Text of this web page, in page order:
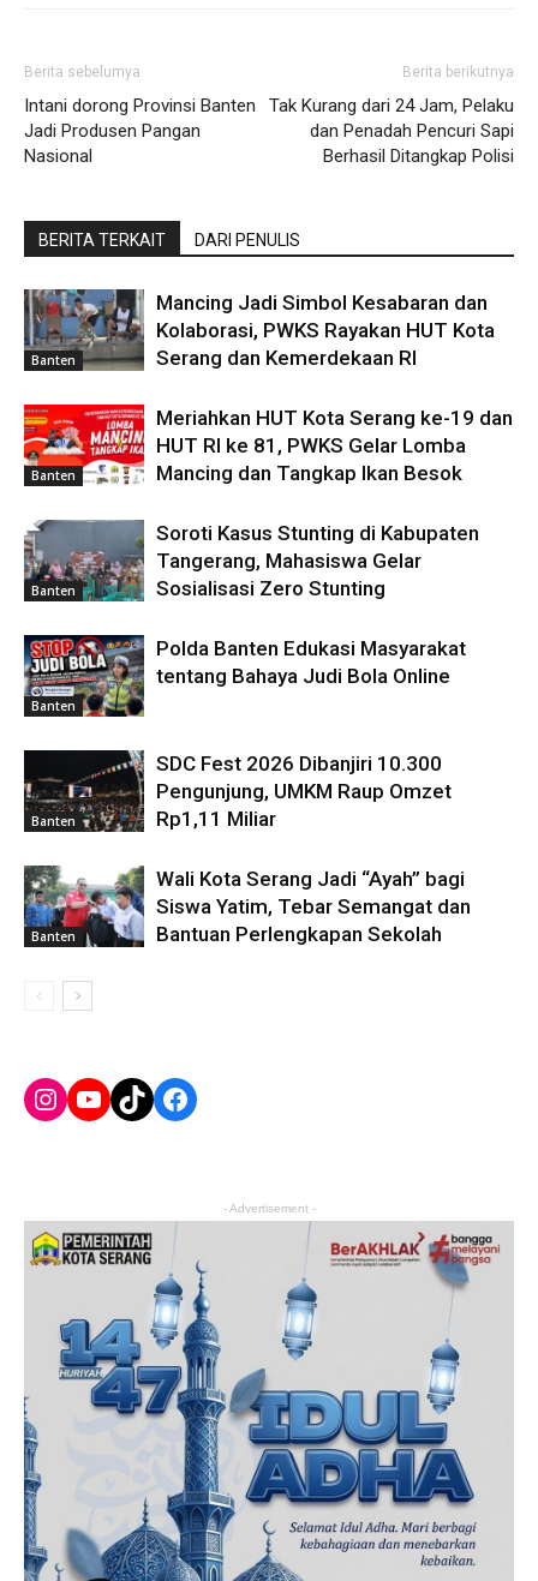
Berita sebelumya
Intani dorong Provinsi Banten
Jadi Produsen Pangan
Nasional
Berita berikutnya
Tak Kurang dari 24 Jam, Pelaku
dan Penadah Pencuri Sapi
Berhasil Ditangkap Polisi
BERITA TERKAIT DARI PENULIS
Banten
Mancing Jadi Simbol Kesabaran dan
Kolaborasi, PWKS Rayakan HUT Kota
Serang dan Kemerdekaan RI
Banten
Meriahkan HUT Kota Serang ke-19 dan
HUT RI ke 81, PWKS Gelar Lomba
Mancing dan Tangkap Ikan Besok
Banten
Soroti Kasus Stunting di Kabupaten
Tangerang, Mahasiswa Gelar
Sosialisasi Zero Stunting
Banten
Polda Banten Edukasi Masyarakat
tentang Bahaya Judi Bola Online
Banten
SDC Fest 2026 Dibanjiri 10.300
Pengunjung, UMKM Raup Omzet
Rp1,11 Miliar
Banten
Wali Kota Serang Jadi “Ayah” bagi
Siswa Yatim, Tebar Semangat dan
Bantuan Perlengkapan Sekolah
Instagram
YouTube
TikTokFacebook
- Advertisement -